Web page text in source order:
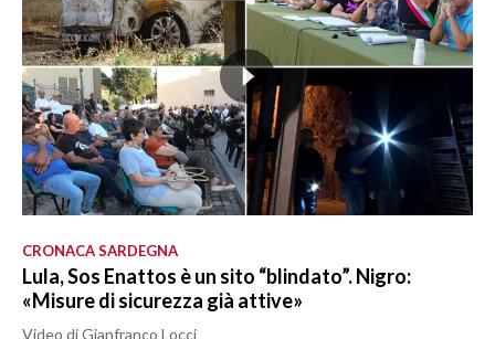
CRONACA SARDEGNA
Lula, Sos Enattos è un sito “blindato”. Nigro:
«Misure di sicurezza già attive»
Video di Gianfranco Locci